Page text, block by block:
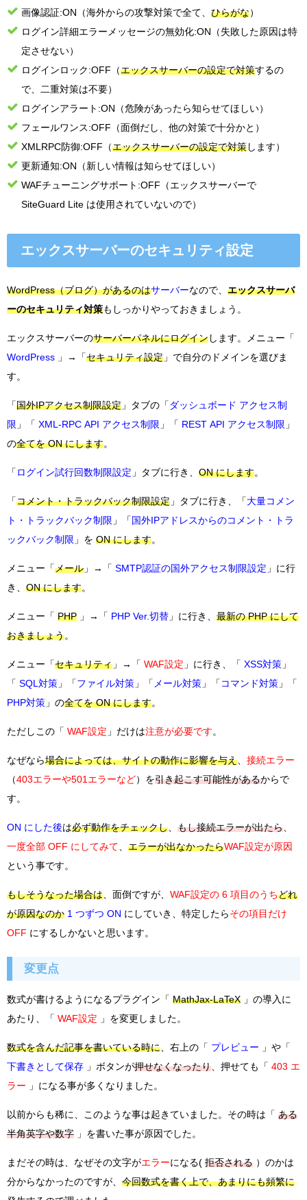
画像認証:ON（海外からの攻撃対策で全て、 ひらがな）
ログイン詳細エラーメッセージの無効化:ON（失敗した原因は特
定させない）
ログインロック:OFF（エックスサーバーの設定で対策するの
で、二重対策は不要）
ログインアラート:ON（危険があったら知らせてほしい）
フェールワンス:OFF（面倒だし、他の対策で十分かと）
XMLRPC防御:OFF（エックスサーバーの設定で対策 します）
更新通知:ON（新しい情報は知らせてほしい）
WAFチューニングサポート:OFF（エックスサーバーで
SiteGuard Lite は使用されていないので）
エックスサーバーのセキュリティ設定
WordPress（ブログ）があるのはサーバーなので、 エックスサーバ
ーのセキュリティ対策もしっかりやっておきましょう。
エックスサーバーのサーバーパネルにログイン します。メニュー「
WordPress 」→「 セキュリティ設定 」で自分のドメインを選びま
す。
「 国外IPアクセス制限設定 」タブの「 ダッシュボード アクセス制
限 」「 XML-RPC API アクセス制限 」「 REST API アクセス制限 」
の全てを ON にします。
「 ログイン試行回数制限設定 」タブに行き、 ON にします。
「 コメント・トラックバック制限設定 」タブに行き、「 大量コメン
ト・トラックバック制限 」「 国外IPアドレスからのコメント・トラ
ックバック制限 」を ON にします。
メニュー「 メール 」→「 SMTP認証の国外アクセス制限設定 」に行
き、 ON にします。
メニュー「 PHP 」→「 PHP Ver.切替 」に行き、 最新の PHP にして
おきましょう。
メニュー「 セキュリティ 」→「 WAF設定 」に行き、「 XSS対策 」
「 SQL対策 」「 ファイル対策 」「 メール対策 」「 コマンド対策 」「
PHP対策 」の全てを ON にします。
ただしこの「 WAF設定 」だけは注意が必要です 。
なぜなら場合によっては、サイトの動作に影響を与え
接続エラー
（403エラーや501エラーなど） を引き起こす可能性があるからで
す。
ON にした後は必ず動作をチェックし もし接続エラーが出たら
一度全部 OFF にしてみて
エラーが出なかったらWAF設定が原因
という事です。
もしそうなった場合は 、面倒ですが、 WAF設定の 6 項目のうちどれ
が原因なのか 1 つずつ ON にしていき、特定したら その項目だけ
OFF にするしかないと思います。
変更点
数式が書けるようになるプラグイン「 MathJax-LaTeX 」の導入に
あたり、「 WAF設定 」を変更しました。
数式を含んだ記事を書いている時に 、右上の「 プレビュー 」や「
下書きとして保存 」ボタンが押せなくなったり 、押せても「 403 エ
ラー 」になる事が多くなりました。
以前からも稀に、このような事は起きていました。その時は「 ある
半角英字や数字 」を書いた事が原因でした。
まだその時は、なぜその文字がエラーになる( 拒否される ）のかは
分からなかったのですが、 今回数式を書く上で、あまりにも頻繁に